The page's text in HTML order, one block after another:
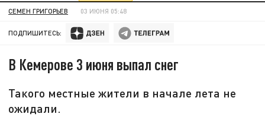
СЕМЕН ГРИГОРЬЕВ 03 ИЮНЯ 05:48
ПОДПИШИТЕСЬ:
В Кемерове 3 июня выпал снег
Такого местные жители в начале лета не
ожидали.